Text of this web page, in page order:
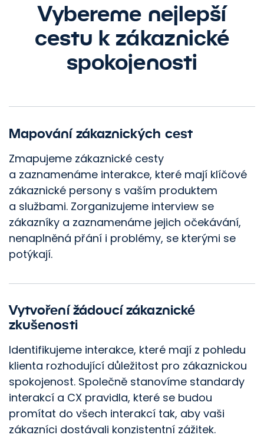
Vybereme nejlepší
cestu k zákaznické
spokojenosti
Mapování zákaznických cest
Zmapujeme zákaznické cesty
a zaznamenáme interakce, které mají klíčové
zákaznické persony s vaším produktem
a službami. Zorganizujeme interview se
zákazníky a zaznamenáme jejich očekávání,
nenaplněná přání i problémy, se kterými se
potýkají.
Vytvoření žádoucí zákaznické
zkušenosti
Identifikujeme interakce, které mají z pohledu
klienta rozhodující důležitost pro zákaznickou
spokojenost. Společně stanovíme standardy
interakcí a CX pravidla, které se budou
promítat do všech interakcí tak, aby vaši
zákazníci dostávali konzistentní zážitek.